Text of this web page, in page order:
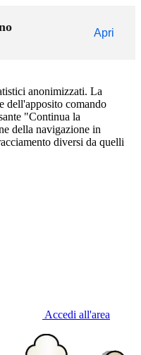
Apri
anonimizzati. La
dell'apposito comando
"Continua la
della navigazione in
diversi da quelli
Accedi all'area